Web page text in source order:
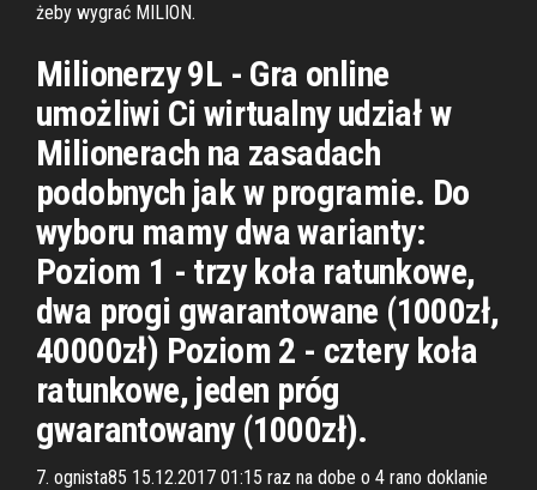
żeby wygrać MILION.
Milionerzy 9L - Gra online
umożliwi Ci wirtualny udział w
Milionerach na zasadach
podobnych jak w programie. Do
wyboru mamy dwa warianty:
Poziom 1 - trzy koła ratunkowe,
dwa progi gwarantowane (1000zł,
40000zł) Poziom 2 - cztery koła
ratunkowe, jeden próg
gwarantowany (1000zł).
7. ognista85 15.12.2017 01:15 raz na dobe o 4 rano doklanie